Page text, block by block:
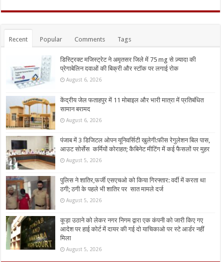
Recent Popular Comments Tags
डिस्ट्रिक्ट मजिस्ट्रेट ने अमृतसर जिले में 75 mg से ज़्यादा की
प्रेगाबेलिन दवाओं की बिक्री और स्टॉक पर लगाई रोक
August 6, 2026
केंद्रीय जेल फताहपुर में 11 मोबाइल और भारी मात्रा में प्रतिबंधित
सामान बरामद
August 6, 2026
पंजाब में 3 डिजिटल ओपन यूनिवर्सिटी खुलेगी:फीस रेगुलेशन बिल पास,
आउट सोर्सेस कर्मियों कोराहत; कैबिनेट मीटिंग में कई फैसलों पर मुहर
August 5, 2026
पुलिस ने शातिर,फर्जी एसएचओ को किया गिरफ्तार: वर्दी में करता था
ठगी; ठगी के पहले भी शातिर पर सात मामले दर्ज
August 5, 2026
कूड़ा उठाने को लेकर नगर निगम द्वारा एक कंपनी को जारी किए गए
आदेश पर हाई कोर्ट में दायर की गई दो याचिकाओ पर स्टे आर्डर नहीं
मिला
August 5, 2026